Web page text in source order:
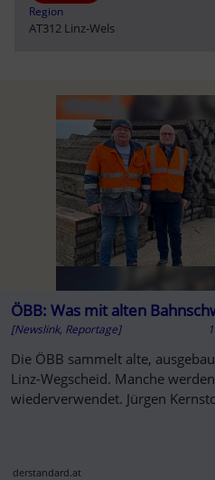
Region
AT312 Linz-Wels
ÖBB: Was mit alten
[Newslink, Reportage]
Die ÖBB sammelt alte,
Linz-Wegscheid. Manche
wiederverwendet. Jürgen
derstandard.at